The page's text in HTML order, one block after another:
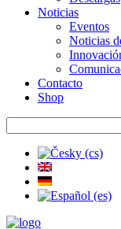
Noticias
Eventos
Noticias
Contacto
Shop